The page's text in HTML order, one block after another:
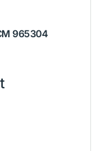
965304